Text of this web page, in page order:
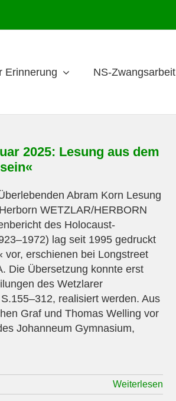
Erinnerung NS-Zwangsarbeit
2025: Lesung aus dem
Abram Korn Lesung
WETZLAR/HERBORN
des Holocaust-
lag seit 1995 gedruckt
vor, erschienen bei Longstreet
Die Übersetzung konnte erst
des Wetzlarer
realisiert werden. Aus
Graf und Thomas Welling vor
Johanneum Gymnasium,
Weiterlesen